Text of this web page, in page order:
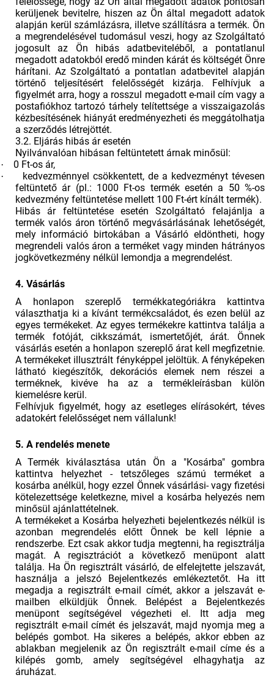
kerüljenek bevitelre, hiszen az Ön által megadott adatok
alapján kerül számlázásra, illetve szállításra a termék. Ön
a megrendelésével tudomásul veszi, hogy az Szolgáltató
jogosult az Ön hibás adatbeviteléből, a pontatlanul
megadott adatokból eredő minden kárát és költségét Önre
hárítani. Az Szolgáltató a pontatlan adatbevitel alapján
történő teljesítésért felelősségét kizárja. Felhívjuk a
figyelmét arra, hogy a rosszul megadott e-mail cím vagy a
postafiókhoz tartozó tárhely telítettsége a visszaigazolás
kézbesítésének hiányát eredményezheti és meggátolhatja
a szerződés létrejöttét.
3.2. Eljárás hibás ár esetén
Nyilvánvalóan hibásan feltüntetett árnak minősül:
· 0 Ft-os ár,
·
kedvezménnyel csökkentett, de a kedvezményt tévesen
feltüntető ár (pl.: 1000 Ft-os termék esetén a 50 %-os
kedvezmény feltüntetése mellett 100 Ft-ért kínált termék).
Hibás ár feltüntetése esetén Szolgáltató felajánlja a
termék valós áron történő megvásárlásának lehetőségét,
mely információ birtokában a Vásárló eldöntheti, hogy
megrendeli valós áron a terméket vagy minden hátrányos
jogkövetkezmény nélkül lemondja a megrendelést.
4. Vásárlás
A honlapon szereplő termékkategóriákra kattintva
választhatja ki a kívánt termékcsaládot, és ezen belül az
egyes termékeket. Az egyes termékekre kattintva találja a
termék fotóját, cikkszámát, ismertetőjét, árát. Önnek
vásárlás esetén a honlapon szereplő árat kell megfizetnie.
A termékeket illusztrált fényképpel jelöltük. A fényképeken
látható kiegészítők, dekorációs elemek nem részei a
terméknek, kivéve ha az a termékleírásban külön
kiemelésre kerül.
Felhívjuk figyelmét, hogy az esetleges elírásokért, téves
adatokért felelősséget nem vállalunk!
5. A rendelés menete
A Termék kiválasztása után Ön a "Kosárba" gombra
kattintva helyezhet - tetszőleges számú terméket a
kosárba anélkül, hogy ezzel Önnek vásárlási- vagy fizetési
kötelezettsége keletkezne, mivel a kosárba helyezés nem
minősül ajánlattételnek.
A termékeket a Kosárba helyezheti bejelentkezés nélkül is
azonban megrendelés előtt Önnek be kell lépnie a
rendszerbe. Ezt csak akkor tudja megtenni, ha regisztrálja
magát. A regisztrációt a következő menüpont alatt
találja. Ha Ön regisztrált vásárló, de elfelejtette jelszavát,
használja a jelszó Bejelentkezés emlékeztetőt. Ha itt
megadja a regisztrált e-mail címét, akkor a jelszavát e-
mailben elküldjük Önnek. Belépést a Bejelentkezés
menüpont segítségével végezheti el. Itt adja meg
regisztrált e-mail címét és jelszavát, majd nyomja meg a
belépés gombot. Ha sikeres a belépés, akkor ebben az
ablakban megjelenik az Ön regisztrált e-mail címe és a
kilépés gomb, amely segítségével elhagyhatja az
áruházat.